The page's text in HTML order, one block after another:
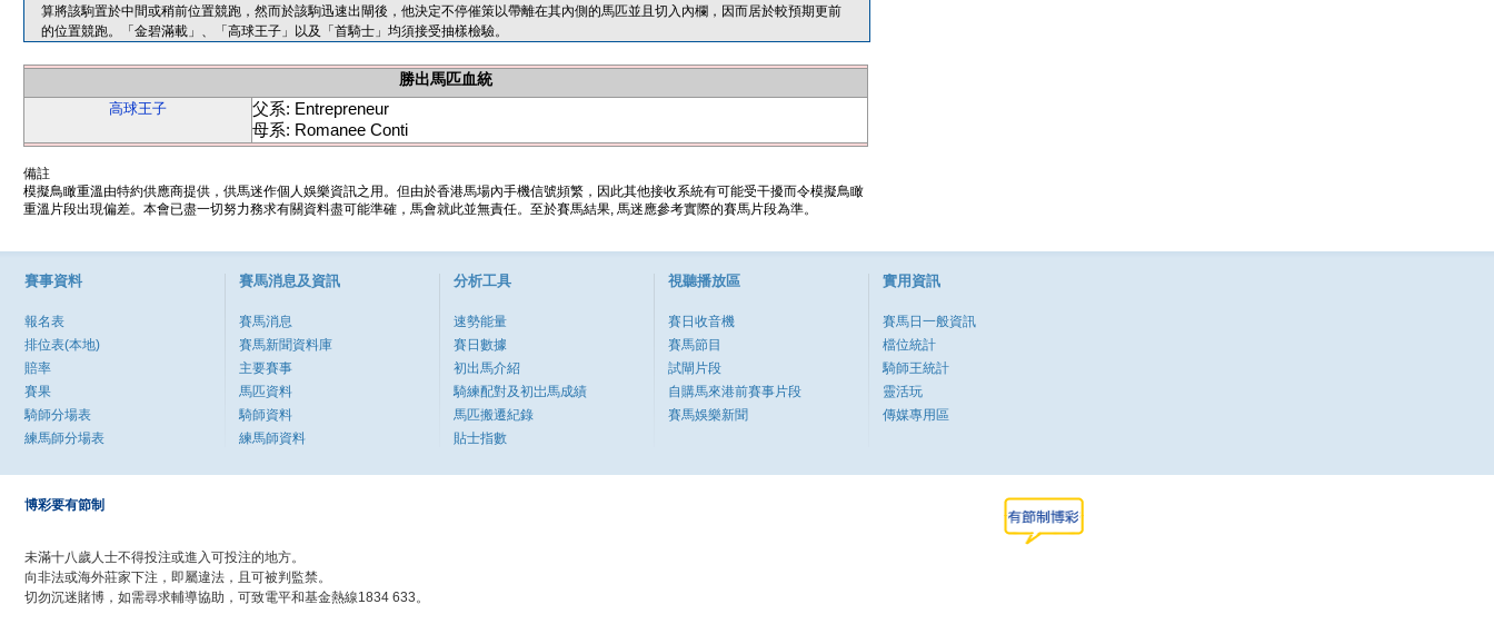
算將該駒置於中間或稍前位置競跑，然而於該駒迅速出閘後，他決定不停催策以帶離在其內側的馬匹並且切入內欄，因而居於較預期更前
的位置競跑。「金碧滿載」、「高球王子」以及「首騎士」均須接受抽樣檢驗。
勝出馬匹血統
高球王子
父系: Entrepreneur
母系: Romanee Conti
備註
模擬鳥瞰重溫由特約供應商提供，供馬迷作個人娛樂資訊之用。但由於香港馬場內手機信號頻繁，因此其他接收系統有可能受干擾而令模擬鳥瞰
重溫片段出現偏差。本會已盡一切努力務求有關資料盡可能準確，馬會就此並無責任。至於賽馬結果, 馬迷應參考實際的賽馬片段為準。
賽事資料
報名表
排位表(本地)
賠率
賽果
騎師分場表
練馬師分場表
賽馬消息及資訊
賽馬消息
賽馬新聞資料庫
主要賽事
馬匹資料
騎師資料
練馬師資料
分析工具
速勢能量
賽日數據
初出馬介紹
騎練配對及初岀馬成績
馬匹搬遷紀錄
貼士指數
視聽播放區
賽日收音機
賽馬節目
試閘片段
自購馬來港前賽事片段
賽馬娛樂新聞
實用資訊
賽馬日一般資訊
檔位統計
騎師王統計
靈活玩
傳媒專用區
博彩要有節制
未滿十八歲人士不得投注或進入可投注的地方。
向非法或海外莊家下注，即屬違法，且可被判監禁。
切勿沉迷賭博，如需尋求輔導協助，可致電平和基金熱線1834 633。